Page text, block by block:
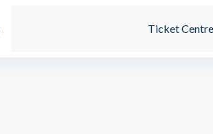
Ticket Centre